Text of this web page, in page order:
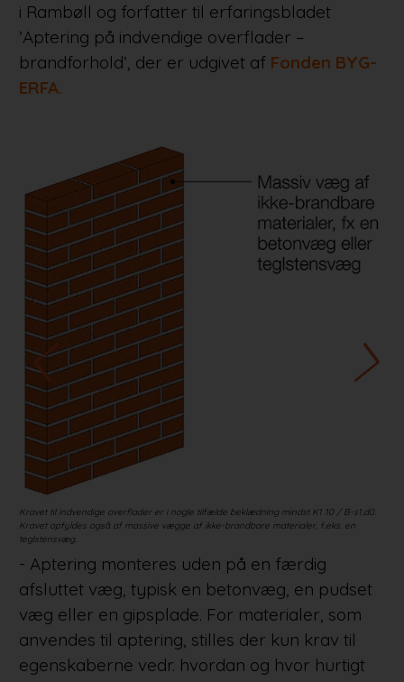
i Rambøll og forfatter til erfaringsbladet
’Aptering på indvendige overflader –
brandforhold’, der er udgivet af Fonden BYG-
ERFA.
Kravet til indvendige overflader er i nogle tilfælde beklædning mindst K1 10 / B-s1,d0.
Kravet opfyldes også af massive vægge af ikke-brandbare materialer, f.eks. en
teglstensvæg.
- Aptering monteres uden på en færdig
afsluttet væg, typisk en betonvæg, en pudset
væg eller en gipsplade. For materialer, som
anvendes til aptering, stilles der kun krav til
egenskaberne vedr. hvordan og hvor hurtigt